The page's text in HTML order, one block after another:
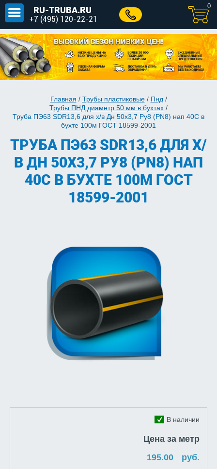
RU-TRUBA.RU
+7 (495) 120-22-21
0
Главная / Трубы пластиковые/ Пнд /
Трубы ПНД диаметр 50 мм в бухтах /
Труба ПЭ63 SDR13,6 для х/в Дн 50х3,7 Ру8 (PN8) нап 40C в
бухте 100м ГОСТ 18599-2001
ТРУБА ПЭ63 SDR13,6 ДЛЯ Х/
В ДН 50Х3,7 РУ8 (PN8) НАП
40C В БУХТЕ 100М ГОСТ
18599-2001
В наличии
Цена за метр
руб.